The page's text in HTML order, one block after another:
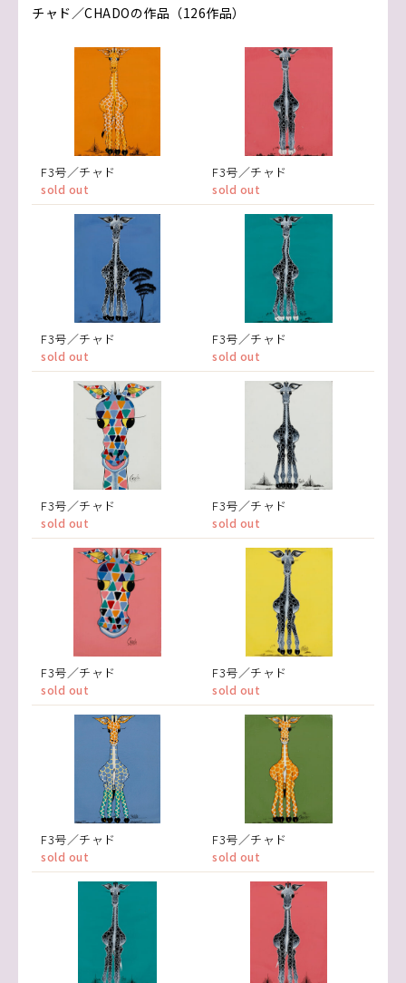
チャド／CHADOの作品（126作品）
F3号／チャド
sold out
F3号／チャド
sold out
F3号／チャド
sold out
F3号／チャド
sold out
F3号／チャド
sold out
F3号／チャド
sold out
F3号／チャド
sold out
F3号／チャド
sold out
F3号／チャド
sold out
F3号／チャド
sold out